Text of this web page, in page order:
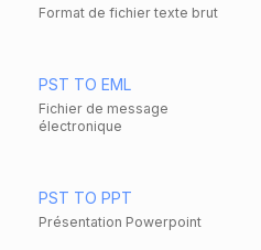
Format de fichier texte brut
PST TO EML
Fichier de message
électronique
PST TO PPT
Présentation Powerpoint